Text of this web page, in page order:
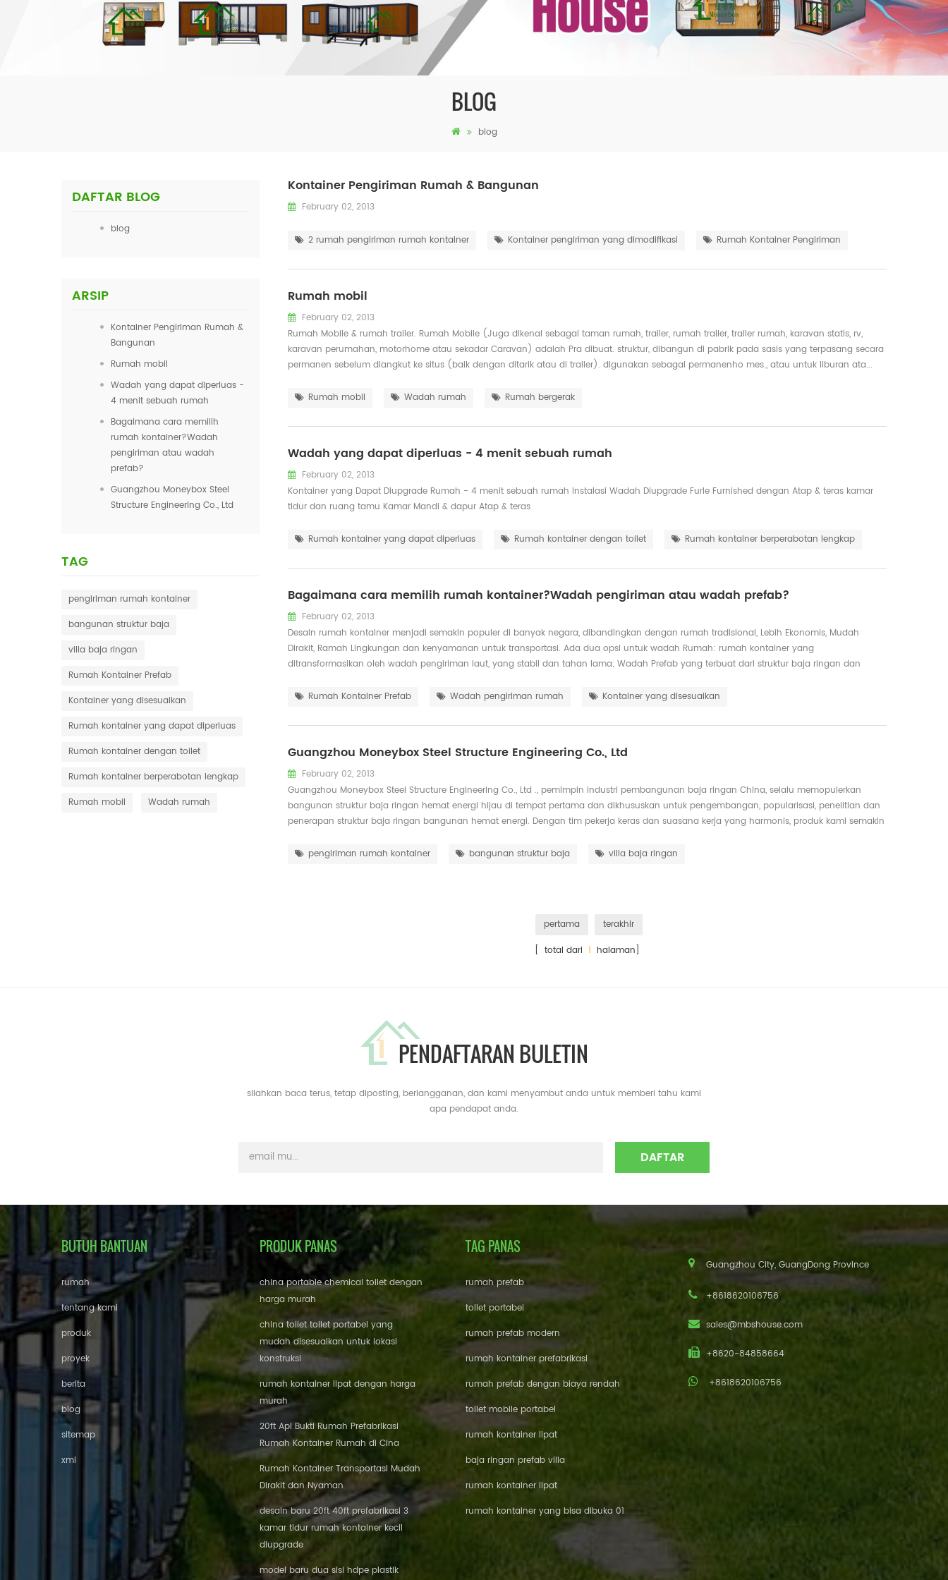
BLOG
blog
DAFTAR BLOG
blog
ARSIP
Kontainer Pengiriman Rumah &
Bangunan
Rumah mobil
Wadah yang dapat diperluas -
4 menit sebuah rumah
Bagaimana cara memilih
rumah kontainer?Wadah
pengiriman atau wadah
prefab?
Guangzhou Moneybox Steel
Structure Engineering Co., Ltd
TAG
pengiriman rumah kontainer
bangunan struktur baja
villa baja ringan
Rumah Kontainer Prefab
Kontainer yang disesuaikan
Rumah kontainer yang dapat diperluas
Rumah kontainer dengan toilet
Rumah kontainer berperabotan lengkap
Rumah mobil
Wadah rumah
Kontainer Pengiriman Rumah & Bangunan
February 02, 2013
2 rumah pengiriman rumah kontainer Kontainer pengiriman yang dimodifikasi Rumah Kontainer Pengiriman
Rumah mobil
February 02, 2013
Rumah Mobile & rumah trailer. Rumah Mobile (Juga dikenal sebagai taman rumah, trailer, rumah trailer, trailer rumah, karavan statis, rv,
karavan perumahan, motorhome atau sekadar Caravan) adalah Pra dibuat. struktur, dibangun di pabrik pada sasis yang terpasang secara
permanen sebelum diangkut ke situs (baik dengan ditarik atau di trailer). digunakan sebagai permanenho mes., atau untuk liburan ata...
Rumah mobil Wadah rumah Rumah bergerak
Wadah yang dapat diperluas - 4 menit sebuah rumah
February 02, 2013
Kontainer yang Dapat Diupgrade Rumah - 4 menit sebuah rumah instalasi Wadah Diupgrade Furle Furnished dengan Atap & teras kamar
tidur dan ruang tamu Kamar Mandi & dapur Atap & teras
Rumah kontainer yang dapat diperluas Rumah kontainer dengan toilet Rumah kontainer berperabotan lengkap
Bagaimana cara memilih rumah kontainer?Wadah pengiriman atau wadah prefab?
February 02, 2013
Desain rumah kontainer menjadi semakin populer di banyak negara, dibandingkan dengan rumah tradisional, Lebih Ekonomis, Mudah
Dirakit, Ramah Lingkungan dan kenyamanan untuk transportasi. Ada dua opsi untuk wadah Rumah: rumah kontainer yang
ditransformasikan oleh wadah pengiriman laut, yang stabil dan tahan lama; Wadah Prefab yang terbuat dari struktur baja ringan dan
Rumah Kontainer Prefab
Wadah pengiriman rumah Kontainer yang disesuaikan
Guangzhou Moneybox Steel Structure Engineering Co., Ltd
February 02, 2013
Guangzhou Moneybox Steel Structure Engineering Co., Ltd ., pemimpin industri pembangunan baja ringan China, selalu memopulerkan
bangunan struktur baja ringan hemat energi hijau di tempat pertama dan dikhususkan untuk pengembangan, popularisasi, penelitian dan
penerapan struktur baja ringan bangunan hemat energi. Dengan tim pekerja keras dan suasana kerja yang harmonis, produk kami semakin
pengiriman rumah kontainer
bangunan struktur baja villa baja ringan
pertama
terakhir
[ total dari 1 halaman]
PENDAFTARAN BULETIN
silahkan baca terus, tetap diposting, berlangganan, dan kami menyambut anda untuk memberi tahu kami
apa pendapat anda.
BUTUH BANTUAN
rumah
tentang kami
produk
proyek
berita
blog
sitemap
xml
PRODUK PANAS
china portable chemical toilet dengan
harga murah
china toilet toilet portabel yang
mudah disesuaikan untuk lokasi
konstruksi
rumah kontainer lipat dengan harga
murah
20ft Api Bukti Rumah Prefabrikasi
Rumah Kontainer Rumah di Cina
Rumah Kontainer Transportasi Mudah
Dirakit dan Nyaman
desain baru 20ft 40ft prefabrikasi 3
kamar tidur rumah kontainer kecil
diupgrade
model baru dua sisi hdpe plastik
TAG PANAS
rumah prefab
toilet portabel
rumah prefab modern
rumah kontainer prefabrikasi
rumah prefab dengan biaya rendah
toilet mobile portabel
rumah kontainer lipat
baja ringan prefab villa
rumah kontainer lipat
rumah kontainer yang bisa dibuka 01
Guangzhou City, GuangDong Province
+8618620106756
sales@mbshouse.com
+8620-84858664
+8618620106756
mbshou
se.com